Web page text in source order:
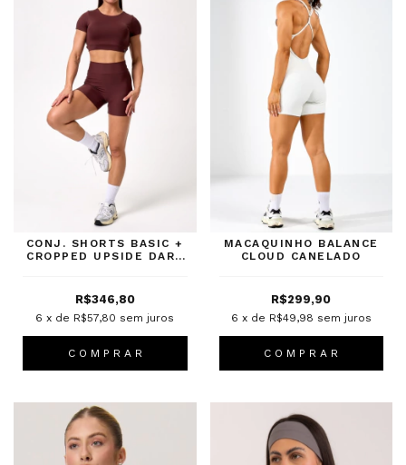
CONJ. SHORTS BASIC +
CROPPED UPSIDE DARK
R$346,80
6 x de R$57,80 sem juros
C O M P R A R
MACAQUINHO BALANCE
CLOUD CANELADO
R$299,90
6 x de R$49,98 sem juros
C O M P R A R